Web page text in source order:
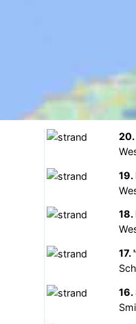
17.
16.